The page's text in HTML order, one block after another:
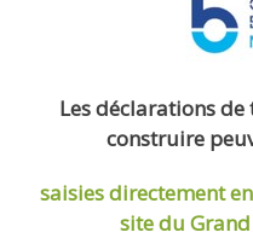
Les déclarations
construire
saisies directement
site du Grand